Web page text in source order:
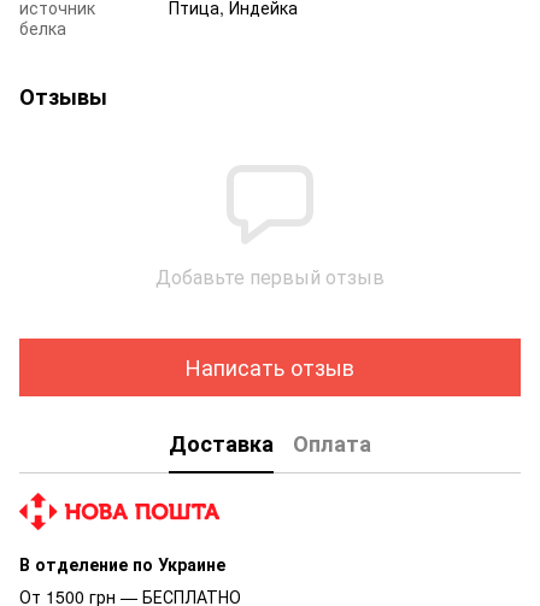
источник
белка
Птица, Индейка
Отзывы
Добавьте первый отзыв
Написать отзыв
Доставка Оплата
В отделение по Украине
От 1500 грн — БЕСПЛАТНО